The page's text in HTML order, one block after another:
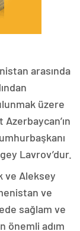
arasında
üzere
Lavrov’dur.
ve Aleksey
ve
sağlam ve
önemli adım